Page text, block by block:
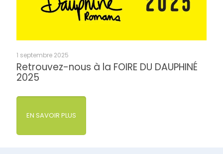
1 septembre 2025
Retrouvez-nous à la FOIRE DU DAUPHINÉ
2025
EN SAVOIR PLUS